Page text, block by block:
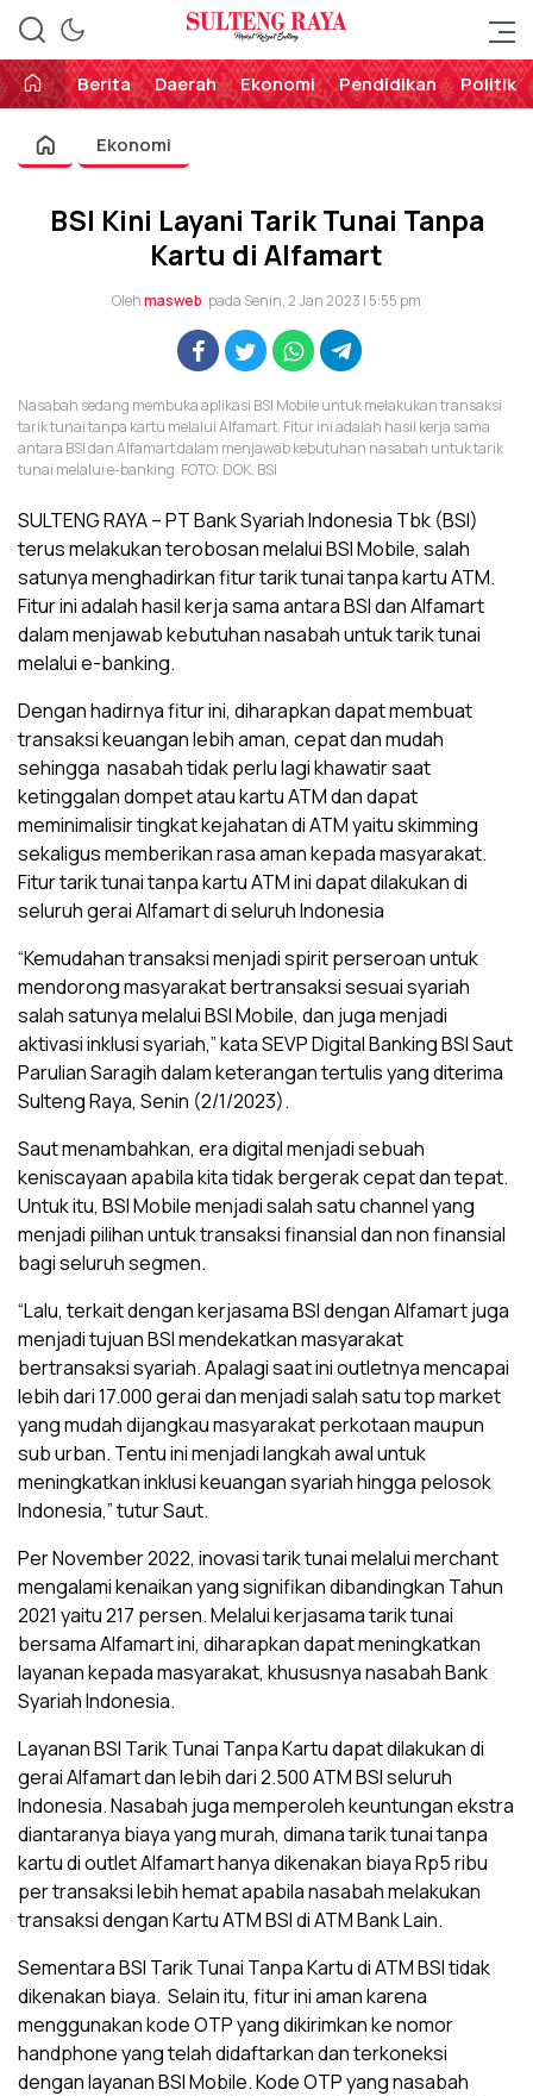
Sulteng Raya
Perekat Rakyat Sulteng
Berita
Daerah Ekonomi Pendidikan Politik
Ekonomi
BSI Kini Layani Tarik Tunai Tanpa
Kartu di Alfamart
Olehmasweb pada Senin, 2 Jan 2023 | 5:55 pm
Nasabah sedang membuka aplikasi BSI Mobile untuk melakukan transaksi
tarik tunai tanpa kartu melalui Alfamart. Fitur ini adalah hasil kerja sama
antara BSI dan Alfamart dalam menjawab kebutuhan nasabah untuk tarik
tunai melalui e-banking. FOTO: DOK. BSI
SULTENG RAYA – PT Bank Syariah Indonesia Tbk (BSI)
terus melakukan terobosan melalui BSI Mobile, salah
satunya menghadirkan fitur tarik tunai tanpa kartu ATM.
Fitur ini adalah hasil kerja sama antara BSI dan Alfamart
dalam menjawab kebutuhan nasabah untuk tarik tunai
melalui e-banking.
Dengan hadirnya fitur ini, diharapkan dapat membuat
transaksi keuangan lebih aman, cepat dan mudah
sehingga nasabah tidak perlu lagi khawatir saat
ketinggalan dompet atau kartu ATM dan dapat
meminimalisir tingkat kejahatan di ATM yaitu skimming
sekaligus memberikan rasa aman kepada masyarakat.
Fitur tarik tunai tanpa kartu ATM ini dapat dilakukan di
seluruh gerai Alfamart di seluruh Indonesia
“Kemudahan transaksi menjadi spirit perseroan untuk
mendorong masyarakat bertransaksi sesuai syariah
salah satunya melalui BSI Mobile, dan juga menjadi
aktivasi inklusi syariah,” kata SEVP Digital Banking BSI Saut
Parulian Saragih dalam keterangan tertulis yang diterima
Sulteng Raya, Senin (2/1/2023).
Saut menambahkan, era digital menjadi sebuah
keniscayaan apabila kita tidak bergerak cepat dan tepat.
Untuk itu, BSI Mobile menjadi salah satu channel yang
menjadi pilihan untuk transaksi finansial dan non finansial
bagi seluruh segmen.
“Lalu, terkait dengan kerjasama BSI dengan Alfamart juga
menjadi tujuan BSI mendekatkan masyarakat
bertransaksi syariah. Apalagi saat ini outletnya mencapai
lebih dari 17.000 gerai dan menjadi salah satu top market
yang mudah dijangkau masyarakat perkotaan maupun
sub urban. Tentu ini menjadi langkah awal untuk
meningkatkan inklusi keuangan syariah hingga pelosok
Indonesia,” tutur Saut.
Per November 2022, inovasi tarik tunai melalui merchant
mengalami kenaikan yang signifikan dibandingkan Tahun
2021 yaitu 217 persen. Melalui kerjasama tarik tunai
bersama Alfamart ini, diharapkan dapat meningkatkan
layanan kepada masyarakat, khususnya nasabah Bank
Syariah Indonesia.
Layanan BSI Tarik Tunai Tanpa Kartu dapat dilakukan di
gerai Alfamart dan lebih dari 2.500 ATM BSI seluruh
Indonesia. Nasabah juga memperoleh keuntungan ekstra
diantaranya biaya yang murah, dimana tarik tunai tanpa
kartu di outlet Alfamart hanya dikenakan biaya Rp5 ribu
per transaksi lebih hemat apabila nasabah melakukan
transaksi dengan Kartu ATM BSI di ATM Bank Lain.
Sementara BSI Tarik Tunai Tanpa Kartu di ATM BSI tidak
dikenakan biaya. Selain itu, fitur ini aman karena
menggunakan kode OTP yang dikirimkan ke nomor
handphone yang telah didaftarkan dan terkoneksi
dengan layanan BSI Mobile. Kode OTP yang nasabah